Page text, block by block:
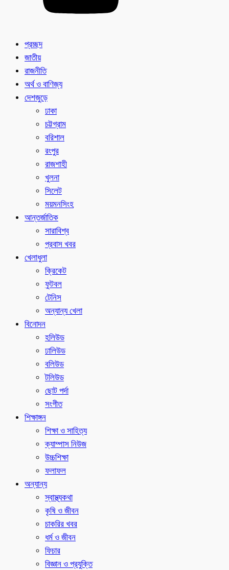
প্রচ্ছদ
জাতীয়
রাজনীতি
অর্থ ও বাণিজ্য
দেশজুড়ে
ঢাকা
চট্টগ্রাম
বরিশাল
রংপুর
রাজশাহী
খুলনা
সিলেট
ময়মনসিংহ
আন্তর্জাতিক
সারাবিশ্ব
প্রবাস খবর
খেলাধুলা
ক্রিকেট
ফুটবল
টেনিস
অন্যান্য খেলা
বিনোদন
হলিউড
ঢালিউড
বলিউড
টলিউড
ছোট পর্দা
সংগীত
শিক্ষাঙ্গন
শিক্ষা ও সাহিত্য
ক্যাম্পাস নিউজ
উচ্চশিক্ষা
ফলাফল
অন্যান্য
স্বাস্থ্যকথা
কৃষি ও জীবন
চাকরির খবর
ধর্ম ও জীবন
ফিচার
বিজ্ঞান ও প্রযুক্তি